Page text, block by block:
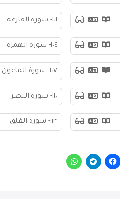
١٠١- سورة القارعة
١٠٤- سورة الهمزة
١٠٧- سورة الماعون
١١٠- سورة النصر
١١٣- سورة الفلق